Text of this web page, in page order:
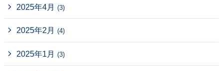
2025年4月 (3)
2025年2月 (4)
2025年1月 (3)